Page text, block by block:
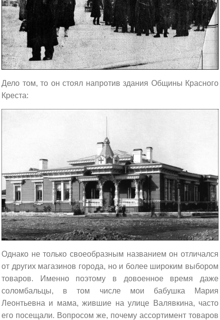
Дело том, то он стоял напротив здания Общины Красного
Креста:
Однако не только своеобразным названием он отличался
от других магазинов города, но и более широким выбором
товаров. Именно поэтому в довоенное время даже
соломбальцы, в том числе мои бабушка Мария
Леонтьевна и мама, жившие на улице Валявкина, часто
его посещали. Вопросом же, почему ассортимент товаров